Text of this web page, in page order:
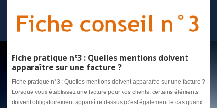
Fiche pratique n°3 : Quelles mentions doivent
apparaître sur une facture ?
Fiche pratique n°3 : Quelles mentions doivent apparaître sur une facture ?
Lorsque vous établissez une facture pour vos clients, certains éléments
doivent obligatoirement apparaître dessus (c’est également le cas quand